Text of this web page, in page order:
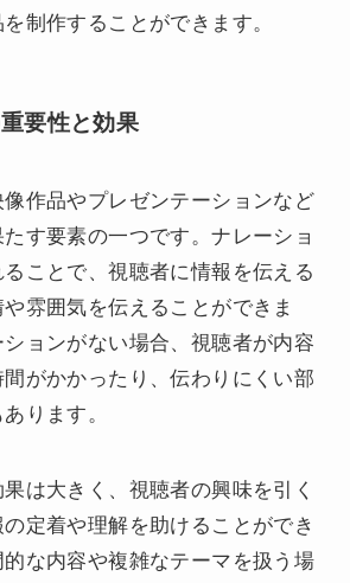
制作することができます。
要性と効果
作品やプレゼンテーションなど
す要素の一つです。ナレーショ
ことで、視聴者に情報を伝える
雰囲気を伝えることができま
ョンがない場合、視聴者が内容
がかかったり、伝わりにくい部
ります。
は大きく、視聴者の興味を引く
定着や理解を助けることができ
な内容や複雑なテーマを扱う場